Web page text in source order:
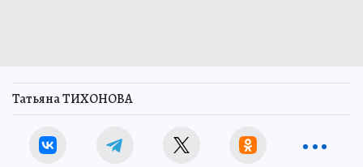
Татьяна ТИХОНОВА